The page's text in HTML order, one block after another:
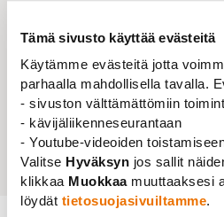
Tämä sivusto käyttää evästeitä
Käytämme evästeitä jotta
parhaalla mahdollisella tavalla.
- sivuston välttämättömiin
- kävijäliikenneseurantaan
- Youtube-videoiden
Valitse Hyväksyn jos sallit
klikkaa Muokkaamuuttaaksesi
löydät tietosuojasivuiltamme.
KLO
1 … 31 32